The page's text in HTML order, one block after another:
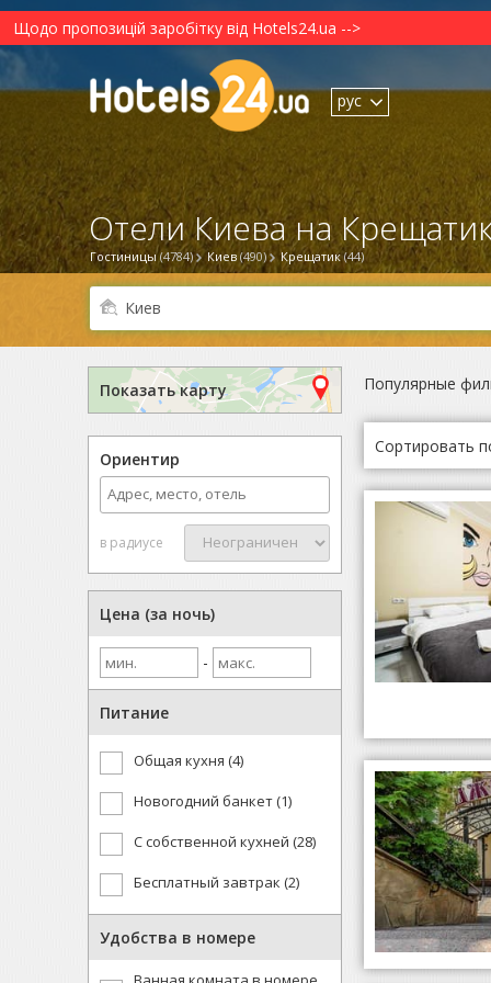
Щодо пропозицій заробітку від Hotels24.ua -->
рус
Гостиницы (4784) Киев (490) Крещатик (44)
Отели Киева на
Показать карту
Ориентир
в радиусе
Цена (за ночь)
-
Питание
Общая кухня (4)
Новогодний банкет (1)
С собственной кухней (28)
Бесплатный завтрак (2)
Удобства в номере
Популярные
Сортировать